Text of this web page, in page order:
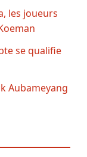
les joueurs
se qualifie
Aubameyang